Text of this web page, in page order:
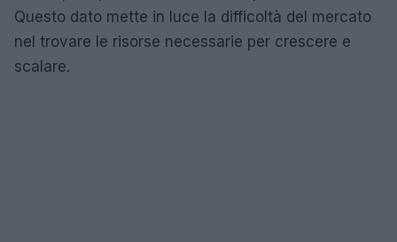
Questo dato mette in luce la difficoltà del mercato
nel trovare le risorse necessarie per crescere e
scalare.